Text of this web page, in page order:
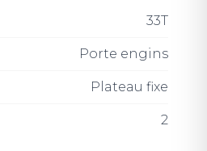
33T
Porte engins
Plateau fixe
2